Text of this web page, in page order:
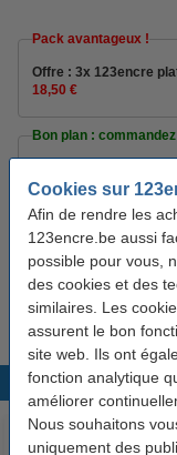
Cookies sur
Afin de rendre les
123encre.be aussi
possible pour vous,
des cookies et des
similaires. Les
assurent le bon
site web. Ils ont
fonction analytique
améliorer
Nous souhaitons
uniquement des
Pack avantageux !
Offre : 3x 123encre
18,50 €
Bon plan :
4,95 €
Conpax Pure
6,95 €
Marlex range-
6,95 €